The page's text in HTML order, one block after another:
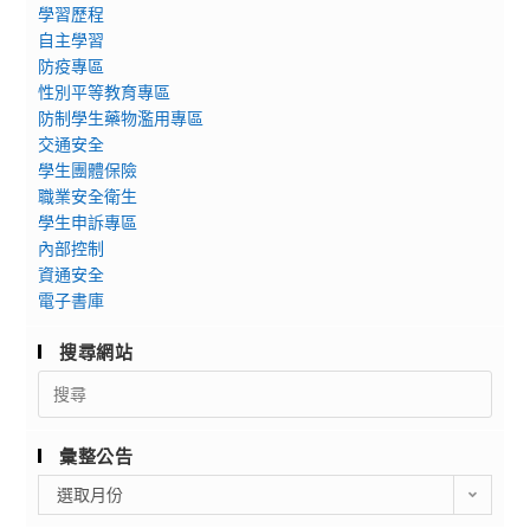
學習歷程
自主學習
防疫專區
性別平等教育專區
防制學生藥物濫用專區
交通安全
學生團體保險
職業安全衛生
學生申訴專區
內部控制
資通安全
電子書庫
搜尋網站
Search
for:
彙整公告
整
選取月份